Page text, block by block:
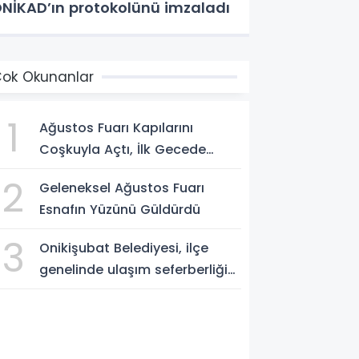
protokolünü imzaladı
Okunanlar
1
Ağustos Fuarı Kapılarını
Coşkuyla Açtı, İlk Gecede
2
Geleneksel Ağustos Fuarı
Esnafın Yüzünü Güldürdü
3
Onikişubat Belediyesi, ilçe
genelinde ulaşım seferberliğini